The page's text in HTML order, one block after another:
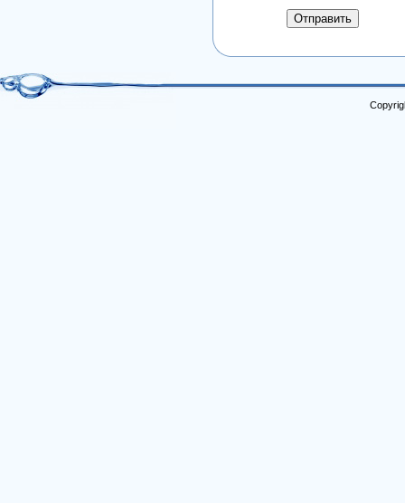
Отправить